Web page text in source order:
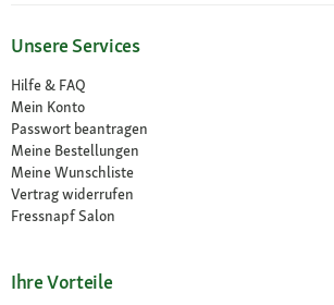
Unsere Services
Hilfe & FAQ
Mein Konto
Passwort beantragen
Meine Bestellungen
Meine Wunschliste
Vertrag widerrufen
Fressnapf Salon
Ihre Vorteile